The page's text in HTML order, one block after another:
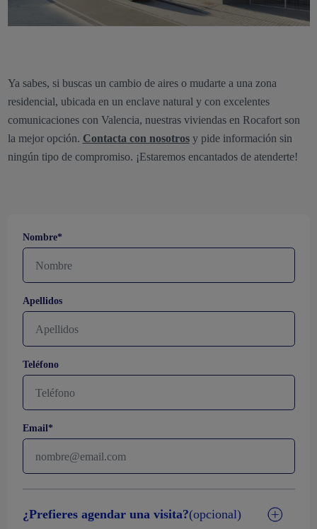
Ya sabes, si buscas un cambio de aires o mudarte a una zona
residencial, ubicada en un enclave natural y con excelentes
comunicaciones con Valencia, nuestras viviendas en Rocafort son
la mejor opción. Contacta con nosotrosy pide información sin
ningún tipo de compromiso. ¡Estaremos encantados de atenderte!
Nombre*
Apellidos
Teléfono
Email*
¿Prefieres agendar una visita?(opcional)